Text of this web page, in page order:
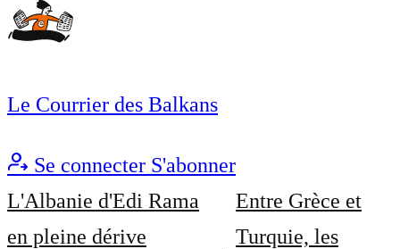
Le Courrier des Balkans
Se connecter S'abonner
L'Albanie d'Edi Rama
en pleine dérive
Entre Grèce et
Turquie, les